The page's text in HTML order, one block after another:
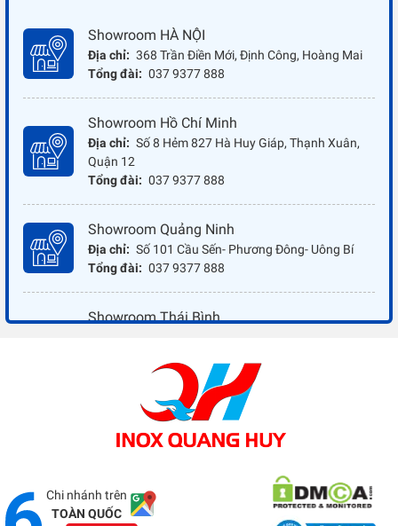
Showroom HÀ NỘI
Địa chỉ: 368 Trần Điền Mới, Định Công, Hoàng Mai
Tổng đài: 037 9377 888
Showroom Hồ Chí Minh
Địa chỉ: Số 8 Hẻm 827 Hà Huy Giáp, Thạnh Xuân,
Quận 12
Tổng đài: 037 9377 888
Showroom Quảng Ninh
Địa chỉ: Số 101 Cầu Sến- Phương Đông- Uông Bí
Tổng đài: 037 9377 888
Showroom Thái Bình
037 9377 888
Showroom Đồng Nai
Địa chỉ: 1066 - QL 51 Tổ 3- Ấp Đồng- Phước Tân-
Chi nhánh trên
TOÀN QUỐC